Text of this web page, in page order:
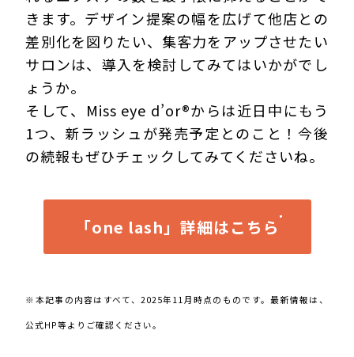
きます。デザイン提案の幅を広げて他店との
差別化を図りたい、集客力をアップさせたい
サロンは、導入を検討してみてはいかがでし
ょうか。
そして、Miss eye d’or®からは近日中にもう
1つ、新ラッシュが発売予定とのこと！今後
の続報もぜひチェックしてみてくださいね。
「one lash」詳細はこちら
※本記事の内容はすべて、2025年11月時点のものです。最新情報は、
公式HP等よりご確認ください。